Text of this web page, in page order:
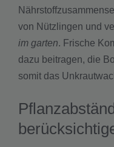
von Nützlingen und
im garten. Frische
dazu beitragen, die
somit das